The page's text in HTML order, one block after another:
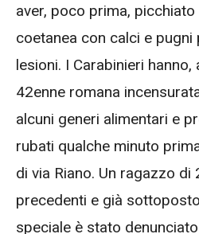
aver, poco prima,
coetanea con calci e
lesioni. I Carabinieri
42enne romana
alcuni generi alimentari e
rubati qualche minuto
di via Riano. Un ragazzo di
precedenti e già
speciale è stato